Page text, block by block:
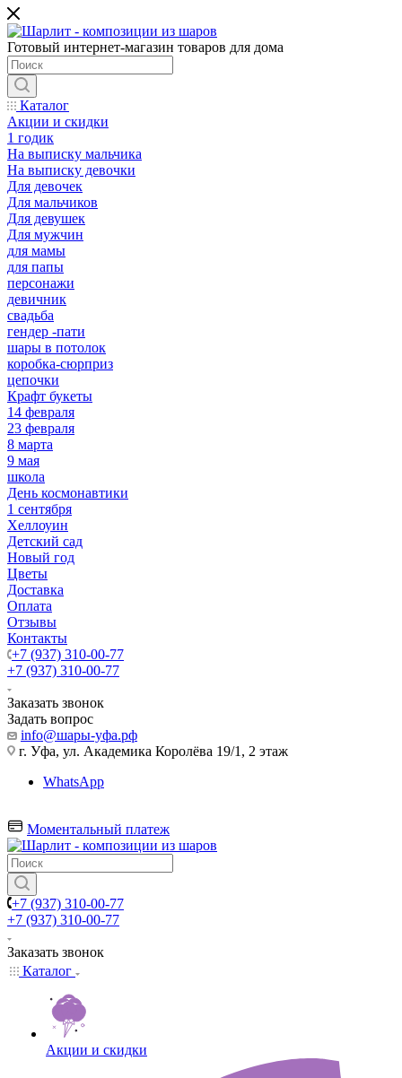
Готовый интернет-магазин товаров для дома
Каталог
Акции и скидки
1 годик
На выписку мальчика
На выписку девочки
Для девочек
Для мальчиков
Для девушек
Для мужчин
для мамы
для папы
персонажи
девичник
свадьба
гендер -пати
шары в потолок
коробка-сюрприз
цепочки
Крафт букеты
14 февраля
23 февраля
8 марта
9 мая
школа
День космонавтики
1 сентября
Хеллоуин
Детский сад
Новый год
Цветы
Доставка
Оплата
Отзывы
Контакты
+7 (937) 310-00-77
+7 (937) 310-00-77
Заказать звонок
Задать вопрос
info@шары-уфа.рф
г. Уфа, ул. Академика Королёва 19/1, 2 этаж
WhatsApp
Моментальный платеж
+7 (937) 310-00-77
+7 (937) 310-00-77
Заказать звонок
Каталог
Акции и скидки